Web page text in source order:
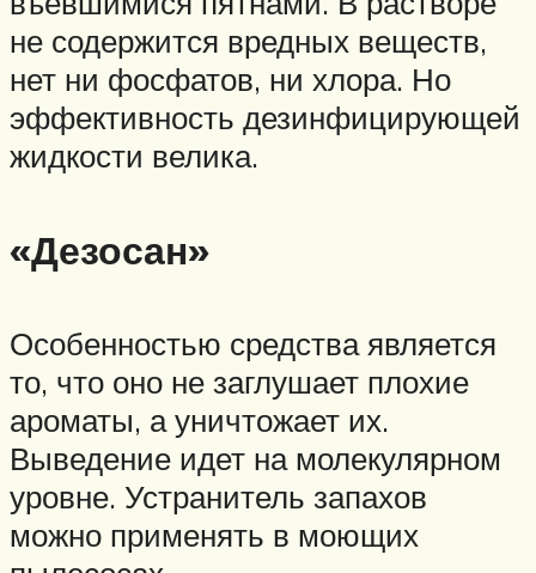
не содержится вредных веществ,
нет ни фосфатов, ни хлора. Но
эффективность дезинфицирующей
жидкости велика.
«Дезосан»
Особенностью средства является
то, что оно не заглушает плохие
ароматы, а уничтожает их.
Выведение идет на молекулярном
уровне. Устранитель запахов
можно применять в моющих